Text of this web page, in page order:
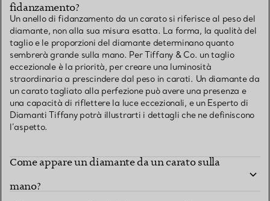
fidanzamento?
Un anello di fidanzamento da un carato si riferisce al peso del
diamante, non alla sua misura esatta. La forma, la qualità del
taglio e le proporzioni del diamante determinano quanto
sembrerà grande sulla mano. Per Tiffany & Co. un taglio
eccezionale è la priorità, per creare una luminosità
straordinaria a prescindere dal peso in carati. Un diamante da
un carato tagliato alla perfezione può avere una presenza e
una capacità di riflettere la luce eccezionali, e un Esperto di
Diamanti Tiffany potrà illustrarti i dettagli che ne definiscono
l’aspetto.
Come appare un diamante da un carato sulla
mano?
Quali sono i modelli e i tipi di montatura più